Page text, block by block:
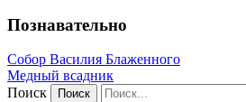
Познавательно
Собор Василия Блаженного
Медный всадник
Поиск